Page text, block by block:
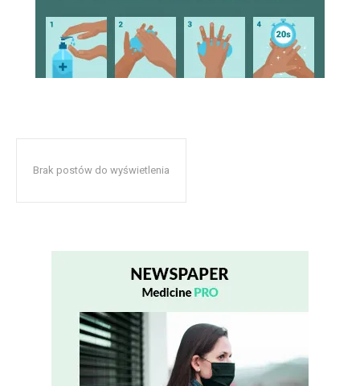
Brak postów do wyświetlenia